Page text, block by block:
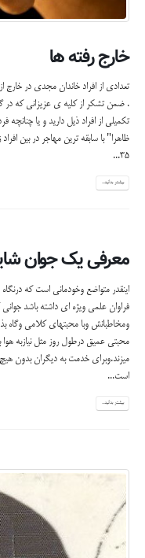
خارج رفته ها
تعدادی از افراد خاندان مجدی در خارج
. ضمن تشکر از کلیه ی عزیزانی که در
تکمیلی از افراد ذیل دارید و یا چنانچه
ظاهرا" با سابقه ترین مهاجر در بین
35...
بیشتر بدانید...
معرفی یک جوان
اینقدر متواضع وخودمانی است که
فراوان علمی ویژه ای داشته باشد
ومخاطبانش وبا محبتهای کلامی وگاه
محبتی عمیق درطول روز مثل نیازبه هوا
میزند.وبرای خدمت به دیگران بدون
است...
بیشتر بدانید...